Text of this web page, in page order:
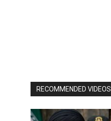
RECOMMENDED VIDEOS